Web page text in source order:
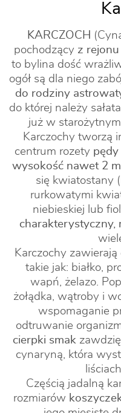
KARCZOCH
pochodzący z
to bylina dość
ogół są dla niego
do rodziny
do której należy
już w
Karczochy tworzą
centrum rozety
wysokość nawet 2 m
się kwiatostany
rurkowatymi
niebieskiej lub
charakterystyczny,
Karczochy zawierają
takie jak: białko,
wapń, żelazo.
żołądka, wątroby i
wspomaganie
odtruwanie
cierpki smak
cynaryną, która
Częścią jadalną
rozmiarów